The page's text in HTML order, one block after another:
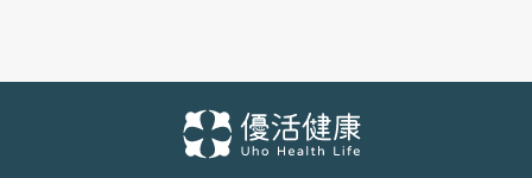
是非常重要，幼兒後天聽力受損，很多是因為反覆的感冒，引起中
耳炎造成的，如果家長發覺自己的孩子看電視時聲音開很大，或是